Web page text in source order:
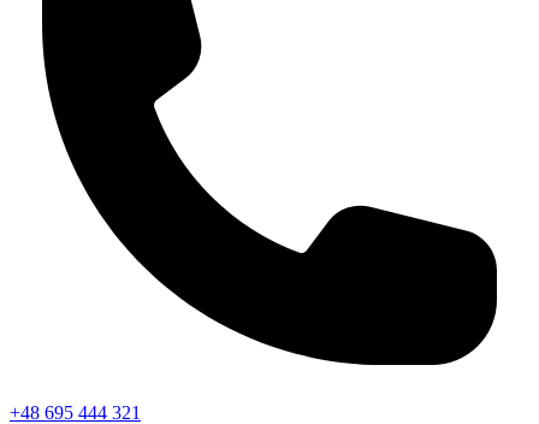
+48 695 444 321